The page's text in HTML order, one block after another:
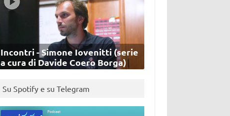
Incontri - Simone Iovenitti (serie
a cura di Davide Coero Borga)
Su Spotify e su Telegram